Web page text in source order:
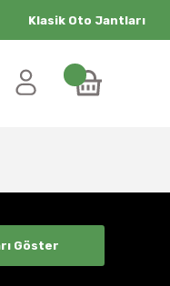
Klasik Oto Jantları